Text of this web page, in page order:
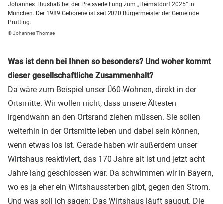
Johannes Thusbaß bei der Preisverleihung zum „Heimatdorf 2025“ in
München. Der 1989 Geborene ist seit 2020 Bürgermeister der Gemeinde
Prutting.
© Johannes Thomae
Was ist denn bei Ihnen so besonders? Und woher kommt
dieser gesellschaftliche Zusammenhalt?
Da wäre zum Beispiel unser Ü60-Wohnen, direkt in der
Ortsmitte. Wir wollen nicht, dass unsere Ältesten
irgendwann an den Ortsrand ziehen müssen. Sie sollen
weiterhin in der Ortsmitte leben und dabei sein können,
wenn etwas los ist. Gerade haben wir außerdem unser
Wirtshaus reaktiviert, das 170 Jahre alt ist und jetzt acht
Jahre lang geschlossen war. Da schwimmen wir in Bayern,
wo es ja eher ein Wirtshaussterben gibt, gegen den Strom.
Und was soll ich sagen: Das Wirtshaus läuft saugut. Die